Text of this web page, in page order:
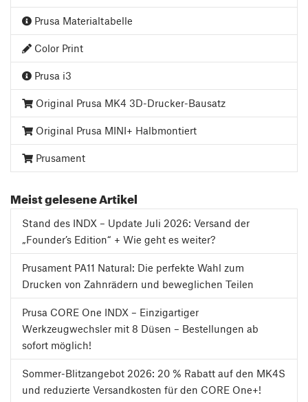
Prusa Materialtabelle
Color Print
Prusa i3
Original Prusa MK4 3D-Drucker-Bausatz
Original Prusa MINI+ Halbmontiert
Prusament
Meist gelesene Artikel
Stand des INDX – Update Juli 2026: Versand der
„Founder’s Edition“ + Wie geht es weiter?
Prusament PA11 Natural: Die perfekte Wahl zum
Drucken von Zahnrädern und beweglichen Teilen
Prusa CORE One INDX – Einzigartiger
Werkzeugwechsler mit 8 Düsen – Bestellungen ab
sofort möglich!
Sommer-Blitzangebot 2026: 20 % Rabatt auf den MK4S
und reduzierte Versandkosten für den CORE One+!